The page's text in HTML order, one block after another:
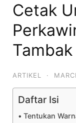
Cetak
ARTIKEL ·
Daftar Isi
Tentukan